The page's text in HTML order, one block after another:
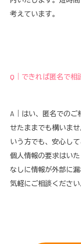
考えています。
Q｜できれば匿名で相
A｜はい、匿名でのご
せたままでも構いま
いう方でも、安心し
個人情報の要求はい
なしに情報が外部に
気軽にご相談ください